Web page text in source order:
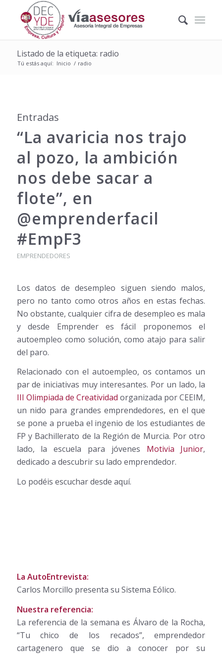
Listado de la etiqueta: radio
Tú estás aquí: Inicio / radio
Entradas
“La avaricia nos trajo
al pozo, la ambición
nos debe sacar a
flote”, en
@emprenderfacil
#EmpF3
EMPRENDEDORES
Los datos de desempleo siguen siendo malos,
pero no tanto como otros años en estas fechas.
No obstante, cualquier cifra de desempleo es mala
y desde Emprender es fácil proponemos el
autoempleo como solución, como atajo para salir
del paro.
Relacionado con el autoempleo, os contamos un
par de iniciativas muy interesantes. Por un lado, la
III Olimpiada de Creatividad organizada por CEEIM,
un nido para grandes emprendedores, en el que
se pone a prueba el ingenio de los estudiantes de
FP y Bachillerato de la Región de Murcia. Por otro
lado, la escuela para jóvenes Motivia Junior,
dedicado a descubrir su lado emprendedor.
Lo podéis escuchar desde aquí.
La AutoEntrevista:
Carlos Morcillo presenta su Sistema Eólico.
Nuestra referencia:
La referencia de la semana es Álvaro de la Rocha,
“Tu chico de los recados”, emprendedor
cartagenero que se dio a conocer por su